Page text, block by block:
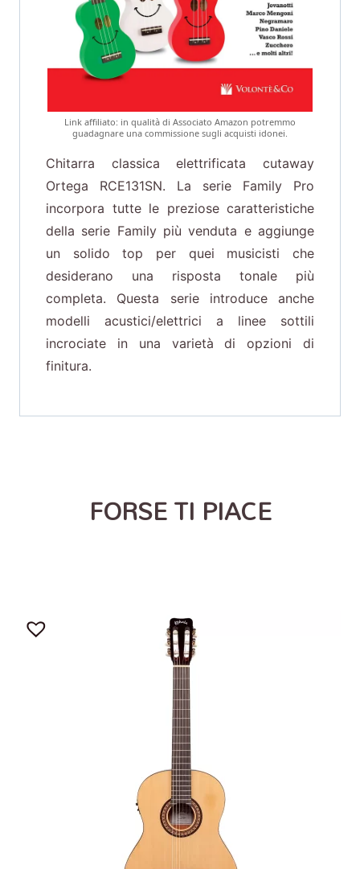
Link affiliato: in qualità di Associato Amazon potremmo
guadagnare una commissione sugli acquisti idonei.
Chitarra classica elettrificata cutaway
Ortega RCE131SN. La serie Family Pro
incorpora tutte le preziose caratteristiche
della serie Family più venduta e aggiunge
un solido top per quei musicisti che
desiderano una risposta tonale più
completa. Questa serie introduce anche
modelli acustici/elettrici a linee sottili
incrociate in una varietà di opzioni di
finitura.
FORSE TI PIACE